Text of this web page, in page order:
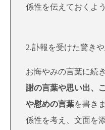
係性を伝えておくよ
2.訃報を受けた驚き
お悔やみの言葉に続き
謝の言葉や思い出、
や慰めの言葉を書き
係性を考え、文面を